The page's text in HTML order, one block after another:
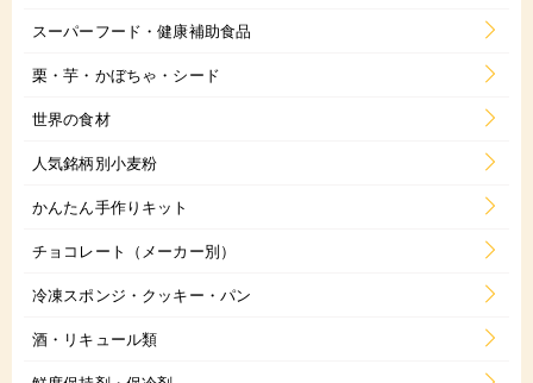
スーパーフード・健康補助食品
栗・芋・かぼちゃ・シード
世界の食材
人気銘柄別小麦粉
かんたん手作りキット
チョコレート（メーカー別）
冷凍スポンジ・クッキー・パン
酒・リキュール類